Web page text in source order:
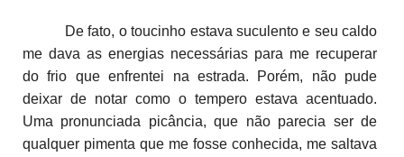
De fato, o toucinho estava suculento e seu caldo
me dava as energias necessárias para me recuperar
do frio que enfrentei na estrada. Porém, não pude
deixar de notar como o tempero estava acentuado.
Uma pronunciada picância, que não parecia ser de
qualquer pimenta que me fosse conhecida, me saltava